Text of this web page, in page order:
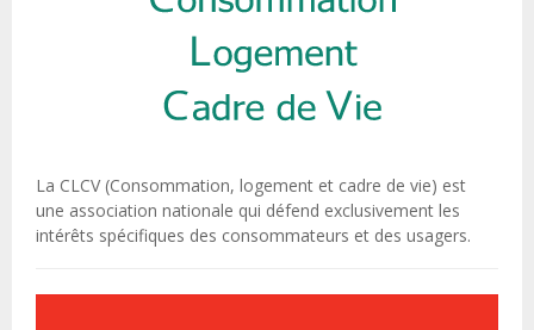
La CLCV (Consommation, logement et cadre de vie) est
une association nationale qui défend exclusivement les
intérêts spécifiques des consommateurs et des usagers.